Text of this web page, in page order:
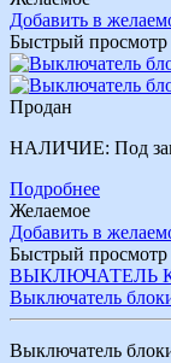
Добавить в
Быстрый просмотр
Продан
НАЛИЧИЕ: Под
Подробнее
Желаемое
Добавить в
Быстрый просмотр
ВЫКЛЮЧАТЕЛЬ
Выключатель
Выключатель